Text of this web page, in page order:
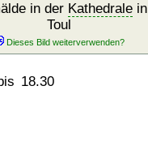
in der Kathedralein
Toul
18.30